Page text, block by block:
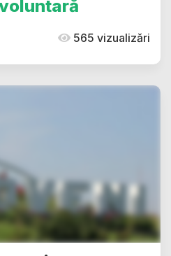
565 vizualizări